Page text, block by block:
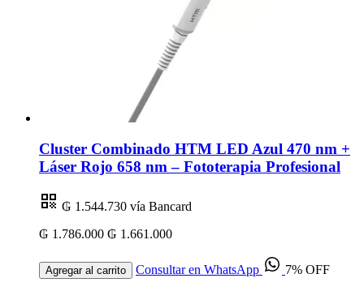
Cluster Combinado HTM LED Azul 470 nm +
Láser Rojo 658 nm – Fototerapia Profesional
₲ 1.544.730 vía Bancard
₲ 1.786.000 ₲ 1.661.000
Agregar al carrito Consultar en WhatsApp 7% OFF